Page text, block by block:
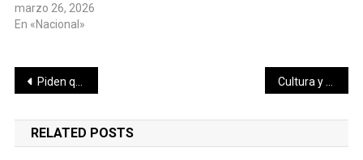
marzo 26, 2026
En «Nacional»
Navegación
de
entradas
Piden que el sector educativo fomente el uso responsable y seguro de las tecnologías de la información y comunicación
RELATED POSTS